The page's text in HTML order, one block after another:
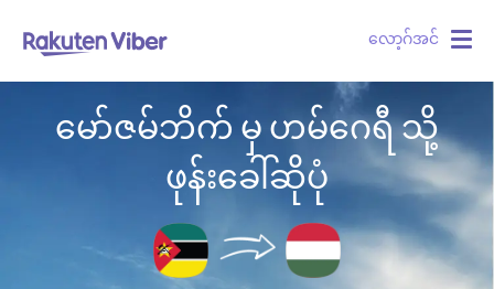
လော့ဂ်အင်
မော်ဇမ်ဘိက် မှ ဟမ်ဂေရီ သို့
ဖုန်းခေါ်ဆိုပုံ